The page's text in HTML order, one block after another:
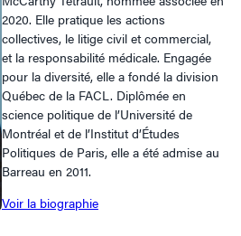
2020. Elle pratique les actions
collectives, le litige civil et commercial,
et la responsabilité médicale. Engagée
pour la diversité, elle a fondé la division
Québec de la FACL. Diplômée en
science politique de l’Université de
Montréal et de l’Institut d’Études
Politiques de Paris, elle a été admise au
Barreau en 2011.
Voir la biographie